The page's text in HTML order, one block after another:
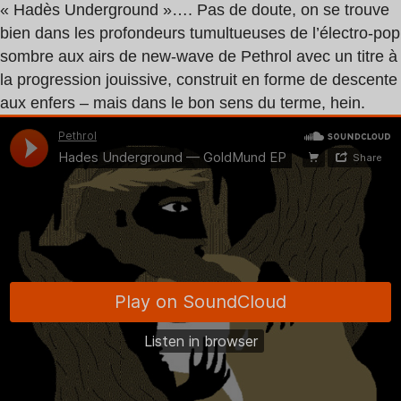
« Hadès Underground »…. Pas de doute, on se trouve
bien dans les profondeurs tumultueuses de l’électro-pop
sombre aux airs de new-wave de Pethrol avec un titre à
la progression jouissive, construit en forme de descente
aux enfers – mais dans le bon sens du terme, hein.